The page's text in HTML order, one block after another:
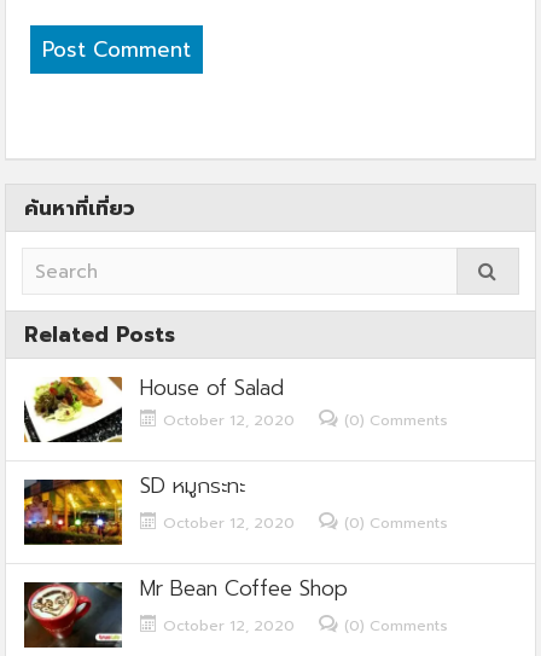
ค้นหาที่เที่ยว
Related Posts
House of Salad
October 12, 2020 (0) Comments
SD หมูกระทะ
October 12, 2020 (0) Comments
Mr Bean Coffee Shop
October 12, 2020 (0) Comments